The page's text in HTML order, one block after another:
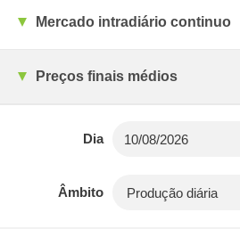
Mercado intradiário continuo
Preços finais médios
Dia
Âmbito